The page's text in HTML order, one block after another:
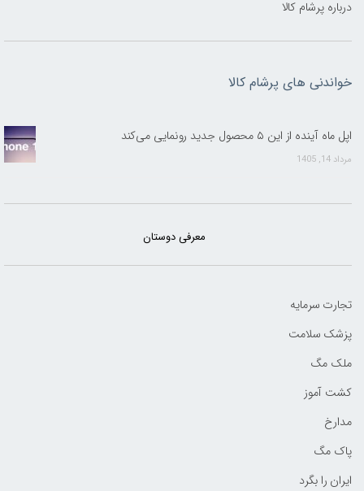
درباره پرشام کالا
خواندنی های پرشام کالا
اپل ماه آینده از این ۵ محصول جدید رونمایی می‌کند
مرداد 14, 1405
معرفی دوستان
تجارت سرمایه
پزشک سلامت
ملک مگ
کشت آموز
مدارخ
پاک مگ
ایران را بگرد